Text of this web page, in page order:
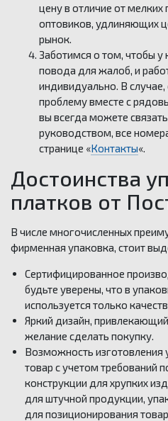
цену в отличие от мелких
оптовиков, удлиняющих
рынок.
Заботимся о том, чтобы у
повода для жалоб, и
индивидуально. В
проблему вместе с
вы всегда можете
руководством, все
странице «Контакты«.
Достоинства
платков от
В числе многочисленных
фирменная упаковка, стоит
Сертифицированное
будьте уверены, что в
используется только
Яркий дизайн,
желание сделать покупку.
Возможность изготовления
товар с учетом требований
конструкции для хрупких
для штучной продукции,
для позиционирования